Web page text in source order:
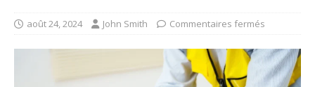
août 24, 2024 John Smith Commentaires fermés